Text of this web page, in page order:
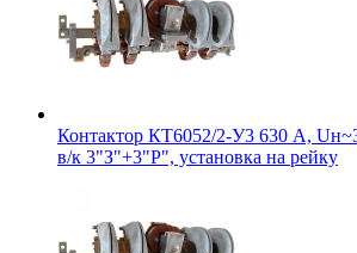
Контактор КТ6052/2-У3 630 А,
в/к 3"З"+3"Р", установка на рейку